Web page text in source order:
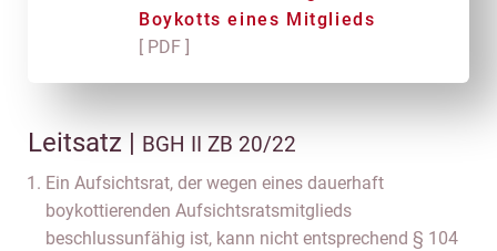
Boykotts eines Mitglieds
[ PDF ]
Leitsatz | BGH II ZB 20/22
Ein Aufsichtsrat, der wegen eines dauerhaft
boykottierenden Aufsichtsratsmitglieds
beschlussunfähig ist, kann nicht entsprechend § 104